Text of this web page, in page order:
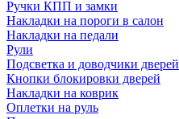
Ручки КПП и замки
Накладки на пороги в салон
Накладки на педали
Рули
Подсветка и доводчики дверей
Кнопки блокировки дверей
Накладки на коврик
Оплетки на руль